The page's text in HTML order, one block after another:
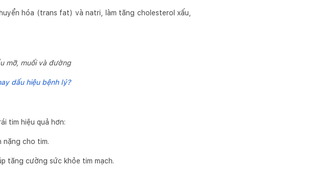
hóa (trans fat) và natri, làm tăng cholesterol xấu,
mỡ, muối và đường
dấu hiệu bệnh lý?
tim hiệu quả hơn:
nặng cho tim.
tăng cường sức khỏe tim mạch.